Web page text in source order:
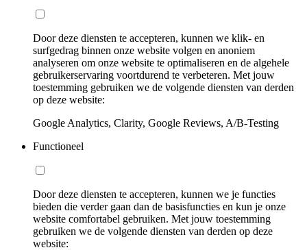
Door deze diensten te accepteren, kunnen we klik- en
surfgedrag binnen onze website volgen en anoniem
analyseren om onze website te optimaliseren en de algehele
gebruikerservaring voortdurend te verbeteren. Met jouw
toestemming gebruiken we de volgende diensten van derden
op deze website:
Google Analytics, Clarity, Google Reviews, A/B-Testing
Functioneel
Door deze diensten te accepteren, kunnen we je functies
bieden die verder gaan dan de basisfuncties en kun je onze
website comfortabel gebruiken. Met jouw toestemming
gebruiken we de volgende diensten van derden op deze
website: